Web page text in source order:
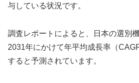
与している状況です。
調査レポートによると、日本の選別
2031年にかけて年平均成長率（
すると予測されています。